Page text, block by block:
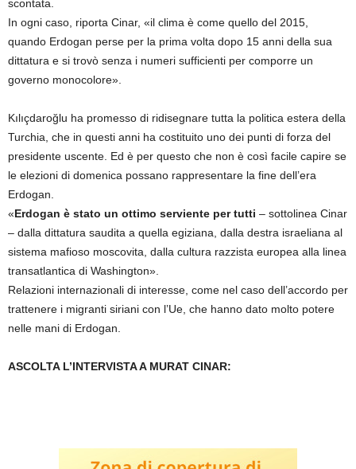
scontata.
In ogni caso, riporta Cinar, «il clima è come quello del 2015,
quando Erdogan perse per la prima volta dopo 15 anni della sua
dittatura e si trovò senza i numeri sufficienti per comporre un
governo monocolore».
Kılıçdaroğlu ha promesso di ridisegnare tutta la politica estera della
Turchia, che in questi anni ha costituito uno dei punti di forza del
presidente uscente. Ed è per questo che non è così facile capire se
le elezioni di domenica possano rappresentare la fine dell’era
Erdogan.
«Erdogan è stato un ottimo serviente per tutti – sottolinea Cinar
– dalla dittatura saudita a quella egiziana, dalla destra israeliana al
sistema mafioso moscovita, dalla cultura razzista europea alla linea
transatlantica di Washington».
Relazioni internazionali di interesse, come nel caso dell’accordo per
trattenere i migranti siriani con l’Ue, che hanno dato molto potere
nelle mani di Erdogan.
ASCOLTA L’INTERVISTA A MURAT CINAR: